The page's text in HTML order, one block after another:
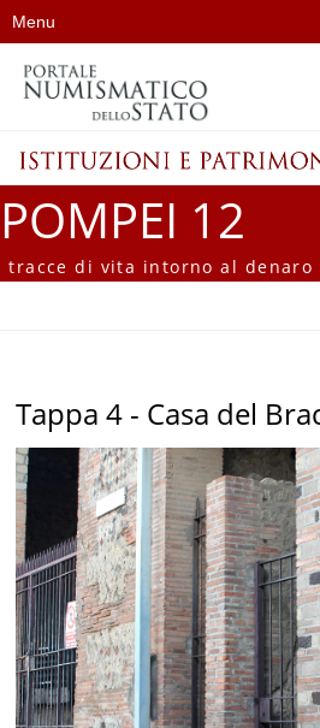
Menu
POMPEI 12
tracce di vita intorno al denaro
Tappa 4 - Casa del